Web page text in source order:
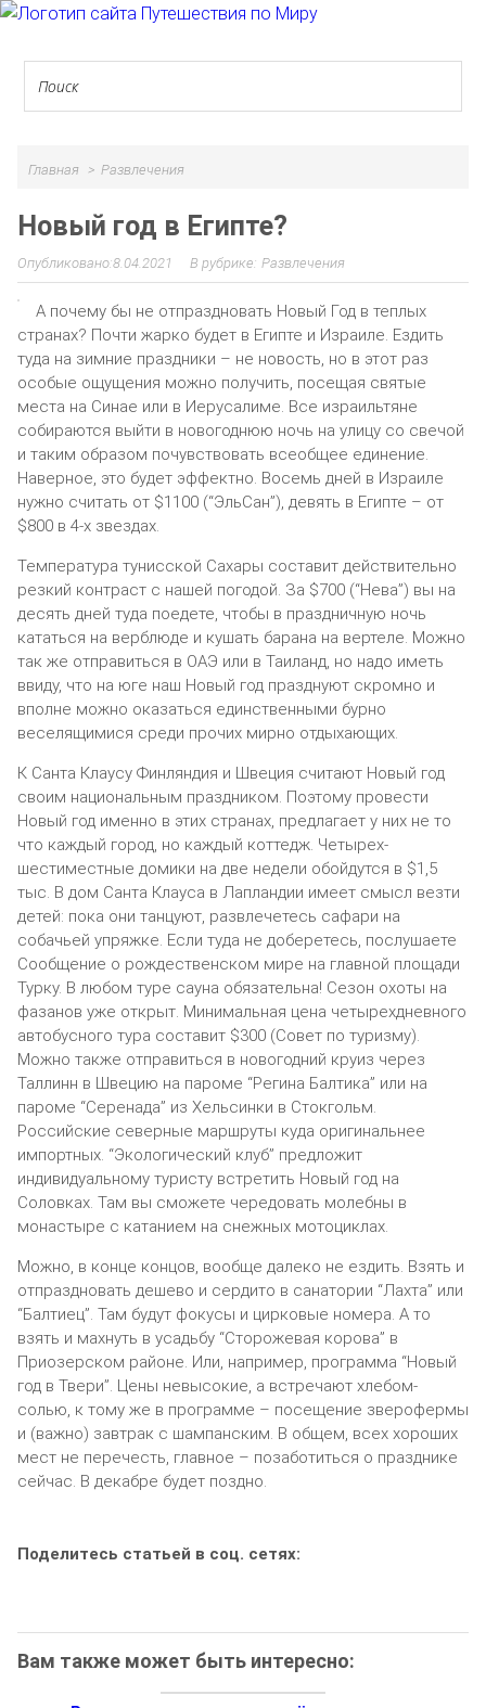
Главная Развлечения
Новый год в Египте?
8.04.2021 Развлечения
А почему бы не отпраздновать Новый Год в теплых
странах? Почти жарко будет в Египте и Израиле. Ездить
туда на зимние праздники – не новость, но в этот раз
особые ощущения можно получить, посещая святые
места на Синае или в Иерусалиме. Все израильтяне
собираются выйти в новогоднюю ночь на улицу со свечой
и таким образом почувствовать всеобщее единение.
Наверное, это будет эффектно. Восемь дней в Израиле
нужно считать от $1100 (“ЭльСан”), девять в Египте – от
$800 в 4-х звездах.
Температура тунисской Сахары составит действительно
резкий контраст с нашей погодой. За $700 (“Нева”) вы на
десять дней туда поедете, чтобы в праздничную ночь
кататься на верблюде и кушать барана на вертеле. Можно
так же отправиться в ОАЭ или в Таиланд, но надо иметь
ввиду, что на юге наш Новый год празднуют скромно и
вполне можно оказаться единственными бурно
веселящимися среди прочих мирно отдыхающих.
К Санта Клаусу Финляндия и Швеция считают Новый год
своим национальным праздником. Поэтому провести
Новый год именно в этих странах, предлагает у них не то
что каждый город, но каждый коттедж. Четырех-
шестиместные домики на две недели обойдутся в $1,5
тыс. В дом Санта Клауса в Лапландии имеет смысл везти
детей: пока они танцуют, развлечетесь сафари на
собачьей упряжке. Если туда не доберетесь, послушаете
Сообщение о рождественском мире на главной площади
Турку. В любом туре сауна обязательна! Сезон охоты на
фазанов уже открыт. Минимальная цена четырехдневного
автобусного тура составит $300 (Совет по туризму).
Можно также отправиться в новогодний круиз через
Таллинн в Швецию на пароме “Регина Балтика” или на
пароме “Серенада” из Хельсинки в Стокгольм.
Российские северные маршруты куда оригинальнее
импортных. “Экологический клуб” предложит
индивидуальному туристу встретить Новый год на
Соловках. Там вы сможете чередовать молебны в
монастыре с катанием на снежных мотоциклах.
Можно, в конце концов, вообще далеко не ездить. Взять и
отпраздновать дешево и сердито в санатории “Лахта” или
“Балтиец”. Там будут фокусы и цирковые номера. А то
взять и махнуть в усадьбу “Сторожевая корова” в
Приозерском районе. Или, например, программа “Новый
год в Твери”. Цены невысокие, а встречают хлебом-
солью, к тому же в программе – посещение зверофермы
и (важно) завтрак с шампанским. В общем, всех хороших
мест не перечесть, главное – позаботиться о празднике
сейчас. В декабре будет поздно.
Поделитесь статьей в соц. сетях:
Вам также может быть интересно: